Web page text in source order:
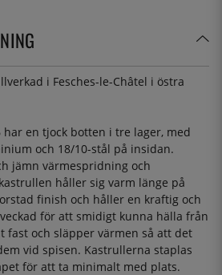
i Fesches-le-Châtel i östra
har en tjock botten i tre lager, med
och 18/10-stål på insidan.
jämn värmespridning och
håller sig varm länge på
finish och håller en kraftig och
för att smidigt kunna hälla från
fast och släpper värmen så att det
vid spisen. Kastrullerna staplas
för att ta minimalt med plats.